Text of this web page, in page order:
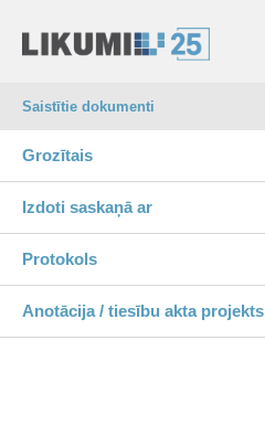
Saistītie dokumenti
Grozītais
Izdoti saskaņā ar
Protokols
Anotācija / tiesību akta projekts